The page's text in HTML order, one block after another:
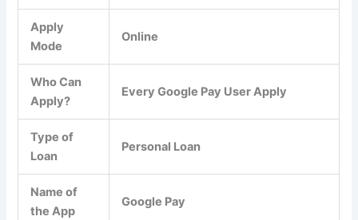
Apply
Mode
Online
Who Can
Apply?
Every Google Pay User Apply
Type of
Loan
Personal Loan
Name of
the App
Google Pay